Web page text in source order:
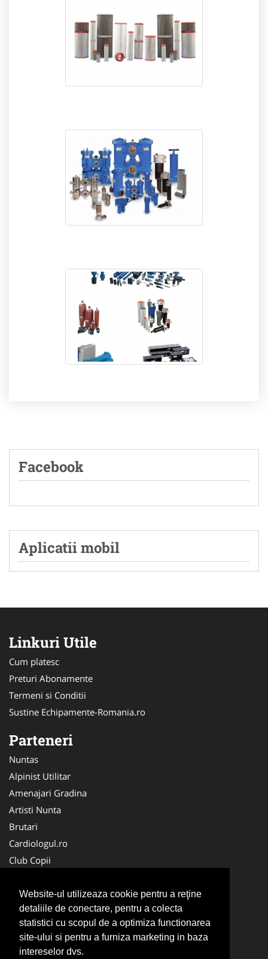
Website-ul utilizeaza cookie pentru a reţine
detaliile de conectare, pentru a colecta
statistici cu scopul de a optimiza functionarea
site-ului si pentru a furniza marketing in baza
intereselor dvs.
Facebook
Aplicatii mobil
Linkuri Utile
Cum platesc
Preturi Abonamente
Termeni si Conditii
Sustine Echipamente-Romania.ro
Parteneri
Nuntas
Alpinist Utilitar
Amenajari Gradina
Artisti Nunta
Brutari
Cardiologul.ro
Club Copii
Ambalaje Romania
Cabinet-Individual.ro
CentruInchirieri.ro
Cursuri Romania